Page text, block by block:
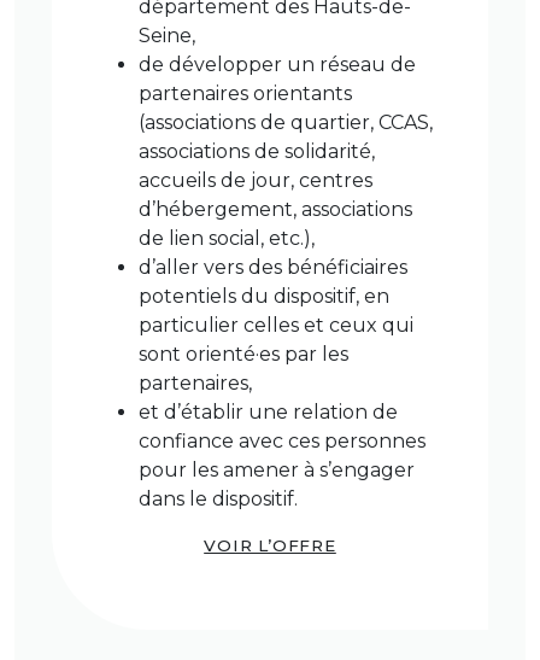
département des Hauts-de-
Seine,
de développer un réseau de
partenaires orientants
(associations de quartier, CCAS,
associations de solidarité,
accueils de jour, centres
d’hébergement, associations
de lien social, etc.),
d’aller vers des bénéficiaires
potentiels du dispositif, en
particulier celles et ceux qui
sont orienté·es par les
partenaires,
et d’établir une relation de
confiance avec ces personnes
pour les amener à s’engager
dans le dispositif.
VOIR L’OFFRE